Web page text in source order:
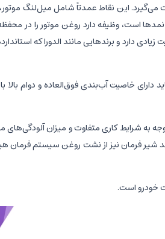
این نقاط عمدتاً شامل میل‌لنگ
است، وظیفه دارد روغن موتور را در
و برندهایی مانند الدورا که
خاصیت آب‌بندی فوق‌العاده و دوام بالا
به شرایط کاری متفاوت و میزان آلودگی‌های
شیر فرمان نیز از نشت روغن سیستم فرمان
خودرو است.